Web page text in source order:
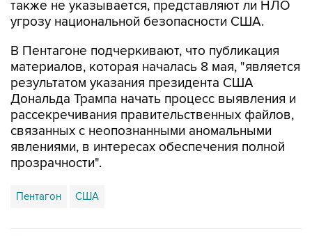
также не указывается, представляют ли НЛО
угрозу национальной безопасности США.
В Пентагоне подчеркивают, что публикация
материалов, которая началась 8 мая, "является
результатом указания президента США
Дональда Трампа начать процесс выявления и
рассекречивания правительственных файлов,
связанных с неопознанными аномальными
явлениями, в интересах обеспечения полной
прозрачности".
Пентагон США